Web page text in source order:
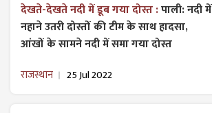
देखते-देखते नदी में डूब गया दोस्त :पाली: नदी में
नहाने उतरी दोस्तों की टीम के साथ हादसा,
आंखों के सामने नदी में समा गया दोस्त
राजस्थान 25 Jul 2022